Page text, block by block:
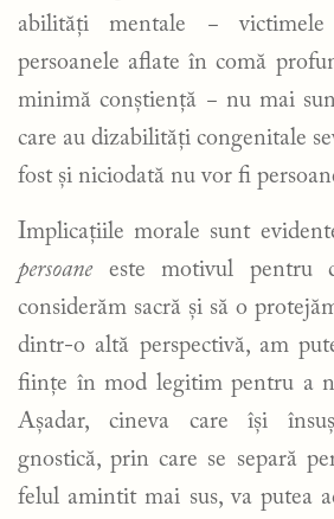
abilități mentale − victimele
persoanele aflate în comă
minimă conștiență − nu mai
care au dizabilități congenitale
fost și niciodată nu vor fi
Implicațiile morale sunt
persoane este motivul pentru
considerăm sacră și să o
dintr-o altă perspectivă, am
ființe în mod legitim pentru a
Așadar, cineva care își
gnostică, prin care se separă
felul amintit mai sus, va putea